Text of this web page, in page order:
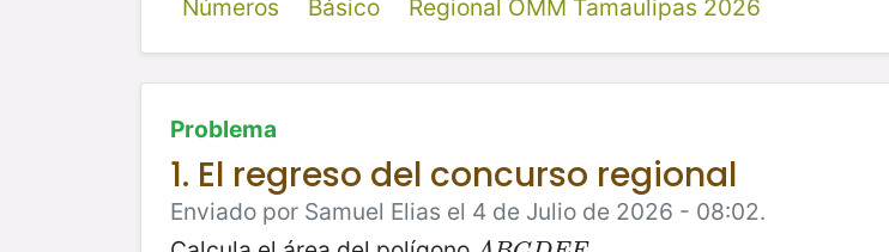
Números
Básico Regional OMM Tamaulipas 2026
Problema
1. El regreso del concurso regional
Enviado por Samuel Elias el 4 de Julio de 2026 - 08:02.